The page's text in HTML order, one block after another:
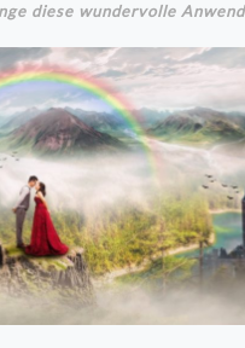
diese wundervolle